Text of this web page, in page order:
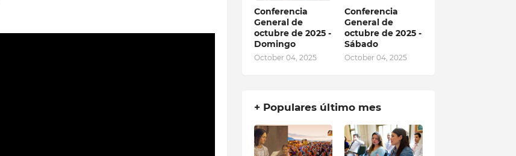
Conferencia
General de
octubre de 2025 -
Domingo
October 04, 2025
Conferencia
General de
octubre de 2025 -
Sábado
October 04, 2025
+ Populares último mes